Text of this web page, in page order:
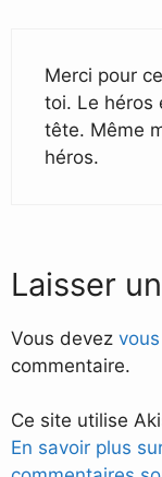
Merci pour
toi. Le héros
tête. Même
héros.
Laisser
Vous devez
commentaire.
Ce site utilise
En savoir plus